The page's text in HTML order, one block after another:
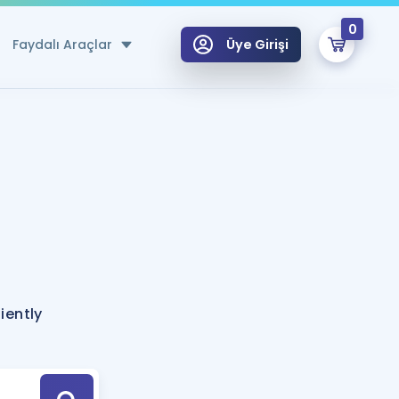
Faydalı Araçlar
Hesaplama Aracı
için Öneriler
Tek Takvimde
Üye Girişi
0
Hoca ile seni sınava hazırlayacak onlarca eğitim seni bekliyor!